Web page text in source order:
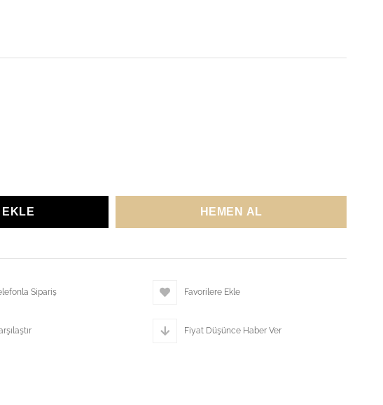
Sipariş Favorilere Ekle
Fiyat Düşünce Haber Ver